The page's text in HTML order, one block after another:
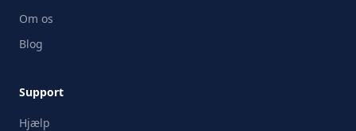
Om os
Blog
Support
Hjælp